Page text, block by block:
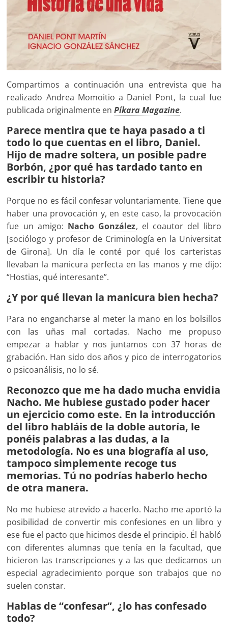
Compartimos a continuación una entrevista que ha
realizado Andrea Momoitio a Daniel Pont, la cual fue
publicada originalmente enPíkara Magazine.
Parece mentira que te haya pasado a ti
todo lo que cuentas en el libro, Daniel.
Hijo de madre soltera, un posible padre
Borbón, ¿por qué has tardado tanto en
escribir tu historia?
Porque no es fácil confesar voluntariamente. Tiene que
haber una provocación y, en este caso, la provocación
fue un amigo: Nacho González, el coautor del libro
[sociólogo y profesor de Criminología en la Universitat
de Girona]. Un día le conté por qué los carteristas
llevaban la manicura perfecta en las manos y me dijo:
“Hostias, qué interesante”.
¿Y por qué llevan la manicura bien hecha?
Para no engancharse al meter la mano en los bolsillos
con las uñas mal cortadas. Nacho me propuso
empezar a hablar y nos juntamos con 37 horas de
grabación. Han sido dos años y pico de interrogatorios
o psicoanálisis, no lo sé.
Reconozco que me ha dado mucha envidia
Nacho. Me hubiese gustado poder hacer
un ejercicio como este. En la introducción
del libro habláis de la doble autoría, le
ponéis palabras a las dudas, a la
metodología. No es una biografía al uso,
tampoco simplemente recoge tus
memorias. Tú no podrías haberlo hecho
de otra manera.
No me hubiese atrevido a hacerlo. Nacho me aportó la
posibilidad de convertir mis confesiones en un libro y
ese fue el pacto que hicimos desde el principio. Él habló
con diferentes alumnas que tenía en la facultad, que
hicieron las transcripciones y a las que dedicamos un
especial agradecimiento porque son trabajos que no
suelen constar.
Hablas de “confesar”, ¿lo has confesado
todo?